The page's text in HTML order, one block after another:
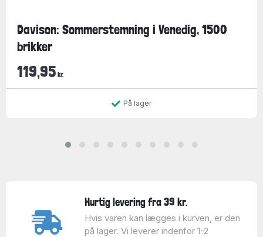
Davison: Sommerstemning i Venedig, 1500
brikker
119,95 kr.
På lager
Hurtig levering fra 39 kr.
Hvis varen kan lægges i kurven, er den
på lager. Vi leverer indenfor 1-2